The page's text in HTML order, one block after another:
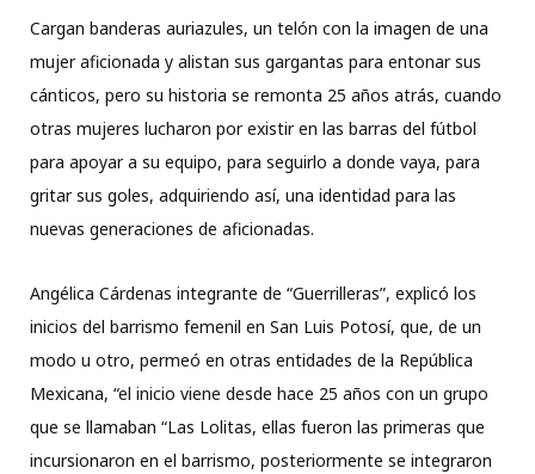
Cargan banderas auriazules, un telón con la imagen de una
mujer aficionada y alistan sus gargantas para entonar sus
cánticos, pero su historia se remonta 25 años atrás, cuando
otras mujeres lucharon por existir en las barras del fútbol
para apoyar a su equipo, para seguirlo a donde vaya, para
gritar sus goles, adquiriendo así, una identidad para las
nuevas generaciones de aficionadas.
Angélica Cárdenas integrante de “Guerrilleras”, explicó los
inicios del barrismo femenil en San Luis Potosí, que, de un
modo u otro, permeó en otras entidades de la República
Mexicana, “el inicio viene desde hace 25 años con un grupo
que se llamaban “Las Lolitas, ellas fueron las primeras que
incursionaron en el barrismo, posteriormente se integraron